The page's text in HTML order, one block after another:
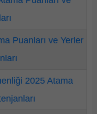
Puanları ve Yerler
2025 Atama